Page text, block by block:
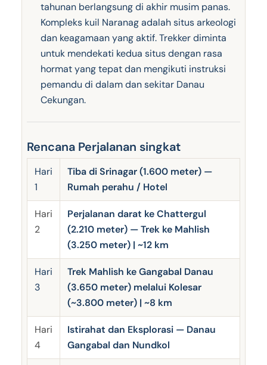
tahunan berlangsung di akhir musim panas.
Kompleks kuil Naranag adalah situs arkeologi
dan keagamaan yang aktif. Trekker diminta
untuk mendekati kedua situs dengan rasa
hormat yang tepat dan mengikuti instruksi
pemandu di dalam dan sekitar Danau
Cekungan.
Rencana Perjalanan singkat
Hari
1
Tiba di Srinagar (1.600 meter) —
Rumah perahu / Hotel
Hari
2
Perjalanan darat ke Chattergul
(2.210 meter) — Trek ke Mahlish
(3.250 meter) | ~12 km
Hari
3
Trek Mahlish ke Gangabal Danau
(3.650 meter) melalui Kolesar
(~3.800 meter) | ~8 km
Hari
4
Istirahat dan Eksplorasi — Danau
Gangabal dan Nundkol